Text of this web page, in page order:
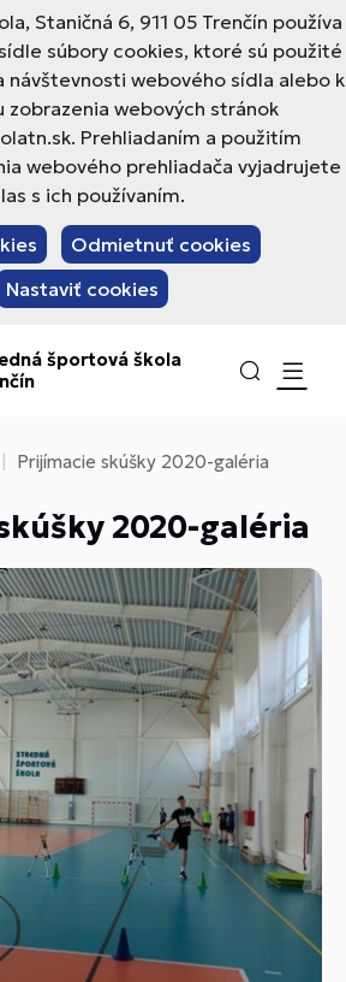
Staničná 6, 911 05 Trenčín používa
súbory cookies, ktoré sú použité
návštevnosti webového sídla alebo k
zobrazenia webových stránok
Prehliadaním a použitím
webového prehliadača vyjadrujete
s ich používaním.
Odmietnuť cookies
Nastaviť cookies
športová škola
Prijímacie skúšky 2020-galéria
2020-galéria